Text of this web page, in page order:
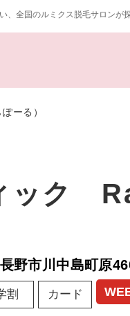
全国のルミクス脱毛サロンが
ーる）
ック
野市川中島町原
割 カード